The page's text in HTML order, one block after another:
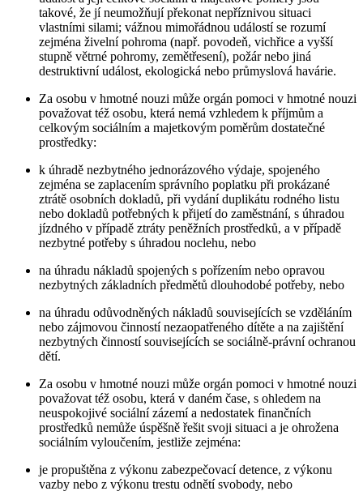
takové, že jí neumožňují překonat nepříznivou situaci
vlastními silami; vážnou mimořádnou událostí se rozumí
zejména živelní pohroma (např. povodeň, vichřice a vyšší
stupně větrné pohromy, zemětřesení), požár nebo jiná
destruktivní událost, ekologická nebo průmyslová havárie.
Za osobu v hmotné nouzi může orgán pomoci v hmotné nouzi
považovat též osobu, která nemá vzhledem k příjmům a
celkovým sociálním a majetkovým poměrům dostatečné
prostředky:
k úhradě nezbytného jednorázového výdaje, spojeného
zejména se zaplacením správního poplatku při prokázané
ztrátě osobních dokladů, při vydání duplikátu rodného listu
nebo dokladů potřebných k přijetí do zaměstnání, s úhradou
jízdného v případě ztráty peněžních prostředků, a v případě
nezbytné potřeby s úhradou noclehu, nebo
na úhradu nákladů spojených s pořízením nebo opravou
nezbytných základních předmětů dlouhodobé potřeby, nebo
na úhradu odůvodněných nákladů souvisejících se vzděláním
nebo zájmovou činností nezaopatřeného dítěte a na zajištění
nezbytných činností souvisejících se sociálně-právní ochranou
dětí.
Za osobu v hmotné nouzi může orgán pomoci v hmotné nouzi
považovat též osobu, která v daném čase, s ohledem na
neuspokojivé sociální zázemí a nedostatek finančních
prostředků nemůže úspěšně řešit svoji situaci a je ohrožena
sociálním vyloučením, jestliže zejména:
je propuštěna z výkonu zabezpečovací detence, z výkonu
vazby nebo z výkonu trestu odnětí svobody, nebo